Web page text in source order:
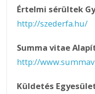
Értelmi sérültek
http://szederfa.hu/
Summa vitae
http://
Küldetés